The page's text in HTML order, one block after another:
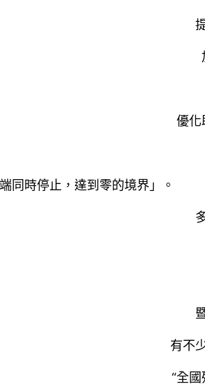
優化
同時停止，達到零的境界」。
有不
“全